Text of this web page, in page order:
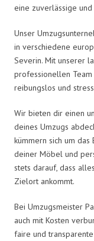
eine zuverlässige
Unser
in verschiedene
Severin. Mit unserer
professionellen
reibungslos und
Wir bieten dir einen
deines Umzugs
kümmern sich um
deiner Möbel und
stets darauf, dass
Zielort ankommt.
Bei Umzugsmeister
auch mit Kosten
faire und